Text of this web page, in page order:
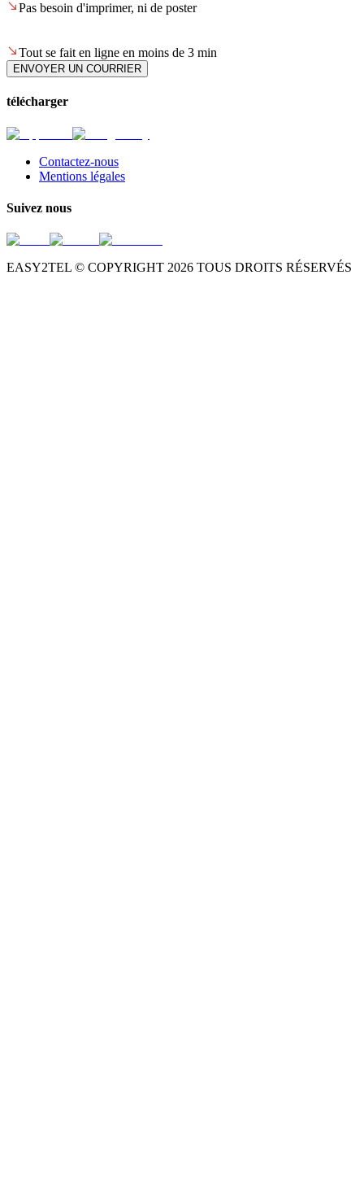
Pas besoin d'imprimer, ni de poster
Tout se fait en ligne en moins de 3 min
ENVOYER UN COURRIER
télécharger
Contactez-nous
Mentions légales
Suivez nous
EASY2TEL © COPYRIGHT 2026 TOUS DROITS RÉSERVÉS